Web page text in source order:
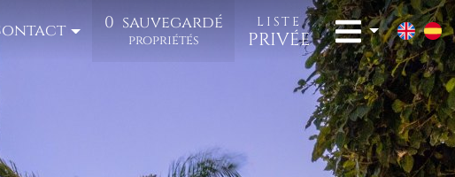
0 sauvegardé
propriétés
LISTE
PRIVÉE